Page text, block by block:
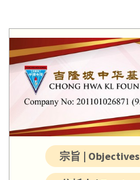
宗旨 | Objectives